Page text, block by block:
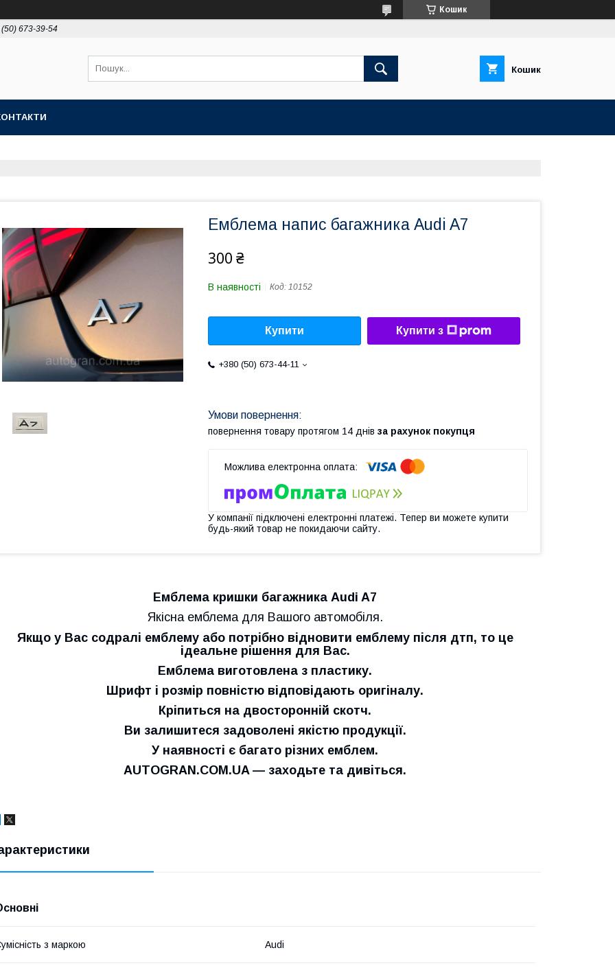
Кошик
673-39-54
Кошик
Емблема напис багажника Audi A7
300 ₴
В наявності Код: 10152
Купити Купити з
+380 (50) 673-44-11
повернення товару протягом 14 днів за рахунок покупця
У компанії підключені електронні платежі. Тепер ви можете купити
будь-який товар не покидаючи сайту.
Емблема кришки багажника Audi A7
Якісна емблема для Вашого автомобіля.
Якщо у Вас содралі емблему або потрібно відновити емблему після дтп, то це
ідеальне рішення для Вас.
Емблема виготовлена з пластику.
Шрифт і розмір повністю відповідають оригіналу.
Кріпиться на двосторонній скотч.
Ви залишитеся задоволені якістю продукції.
У наявності є багато різних емблем.
AUTOGRAN.COM.UA — заходьте та дивіться.
з маркою Audi